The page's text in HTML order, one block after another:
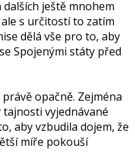
ještě mnohem
s určitostí to zatím
dělá vše pro to, aby
Spojenými státy před
opačně. Zejména
tajnosti vyjednávané
aby vzbudila dojem, že
míře pokouší